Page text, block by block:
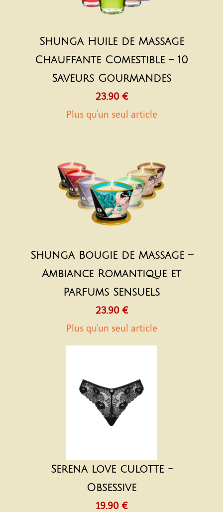
Shunga Huile de Massage
Chauffante Comestible – 10
Saveurs Gourmandes
23.90 €
Plus qu'un seul article
Shunga Bougie de Massage –
Ambiance Romantique et
Parfums Sensuels
23.90 €
Plus qu'un seul article
Serena love culotte -
Obsessive
19.90 €